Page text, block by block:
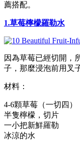
薦搭配。
1.草莓檸檬羅勒水
因為草莓已經切開，
子，那麼浸泡前用叉
材料：
4-6顆草莓（一切四）
半隻檸檬，切片
一小把新鮮羅勒
冰涼的水